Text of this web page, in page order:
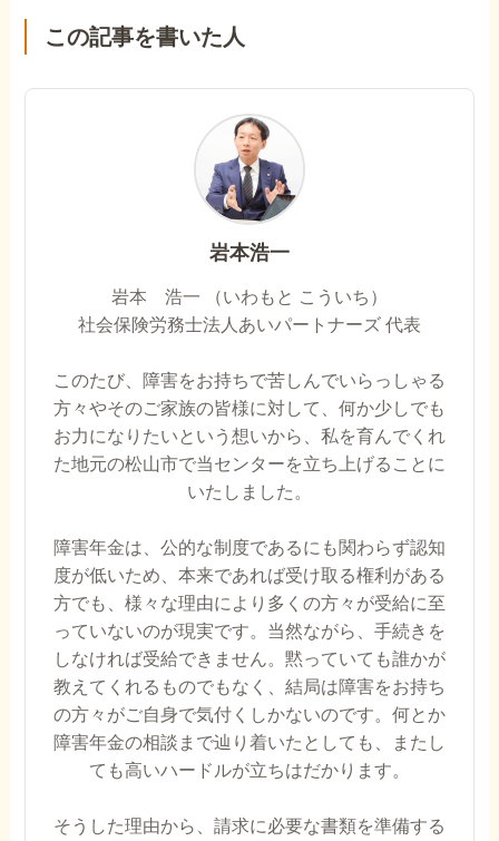
この記事を書いた人
岩本浩一
岩本 浩一 （いわもと こういち）
社会保険労務士法人あいパートナーズ 代表
このたび、障害をお持ちで苦しんでいらっしゃる
方々やそのご家族の皆様に対して、何か少しでも
お力になりたいという想いから、私を育んでくれ
た地元の松山市で当センターを立ち上げることに
いたしました。
障害年金は、公的な制度であるにも関わらず認知
度が低いため、本来であれば受け取る権利がある
方でも、様々な理由により多くの方々が受給に至
っていないのが現実です。当然ながら、手続きを
しなければ受給できません。黙っていても誰かが
教えてくれるものでもなく、結局は障害をお持ち
の方々がご自身で気付くしかないのです。何とか
障害年金の相談まで辿り着いたとしても、またし
ても高いハードルが立ちはだかります。
そうした理由から、請求に必要な書類を準備する